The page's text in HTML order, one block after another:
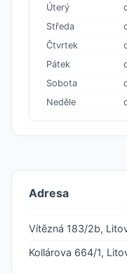
Úterý
Středa
Čtvrtek
Pátek
Sobota
Neděle
Adresa
Vítězná 183/2b,
Kollárova 664/1,